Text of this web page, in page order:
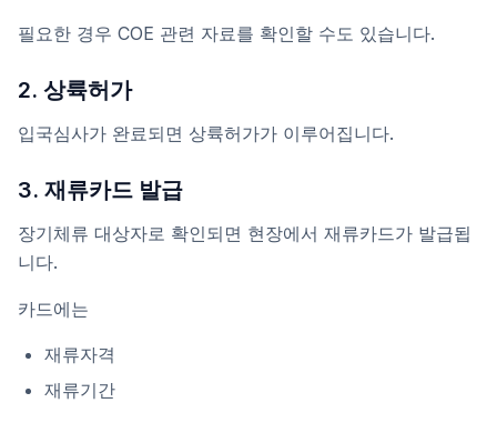
필요한 경우 COE 관련 자료를 확인할 수도 있습니다.
2. 상륙허가
입국심사가 완료되면 상륙허가가 이루어집니다.
3. 재류카드 발급
장기체류 대상자로 확인되면 현장에서 재류카드가 발급됩
니다.
카드에는
재류자격
재류기간